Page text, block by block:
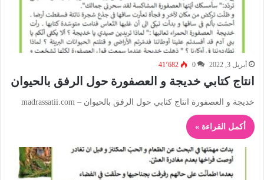
أبريل 3, 2022 0 41٬682
انتاج كتابي خديجة و العصفورة حول الرفق بالحيوان
خديجة و العصفورة انتاج كتابي حول الرفق بالحيوان – madrassatii.com
أكمل القراءة »